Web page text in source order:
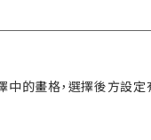
畫格，選擇後方設定